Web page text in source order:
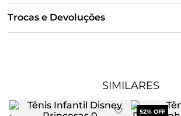
Trocas e Devoluções
SIMILARES
52% OFF